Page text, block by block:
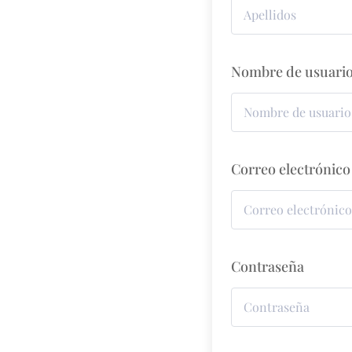
Nombre de
Correo electrónico
Contraseña